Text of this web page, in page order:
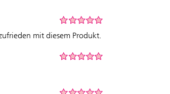
mit diesem Produkt.